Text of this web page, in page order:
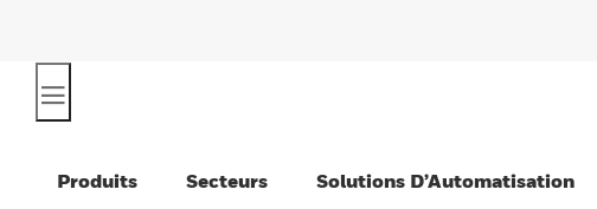
Produits Secteurs Solutions D’Automatisation